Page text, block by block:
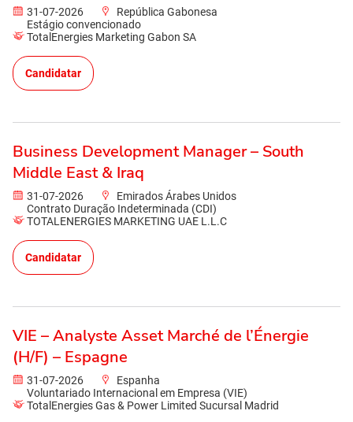
31-07-2026
República Gabonesa
Estágio convencionado
TotalEnergies Marketing Gabon SA
Candidatar
Business Development Manager – South
Middle East & Iraq
31-07-2026
Emirados Árabes Unidos
Contrato Duração Indeterminada (CDI)
TOTALENERGIES MARKETING UAE L.L.C
Candidatar
VIE – Analyste Asset Marché de l’Énergie
(H/F) – Espagne
31-07-2026
Espanha
Voluntariado Internacional em Empresa (VIE)
TotalEnergies Gas & Power Limited Sucursal Madrid